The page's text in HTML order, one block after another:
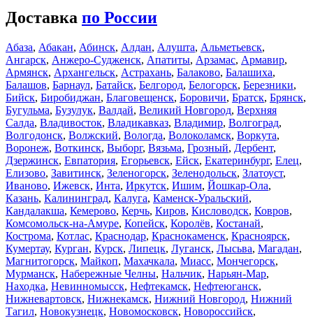
Доставка по России
Абаза, Абакан, Абинск, Алдан, Алушта, Альметьевск,
Ангарск, Анжеро-Судженск, Апатиты, Арзамас, Армавир,
Армянск, Архангельск, Астрахань, Балаково, Балашиха,
Балашов, Барнаул, Батайск, Белгород, Белогорск, Березники,
Бийск, Биробиджан, Благовещенск, Боровичи, Братск, Брянск,
Бугульма, Бузулук, Валдай, Великий Новгород, Верхняя
Салда, Владивосток, Владикавказ, Владимир, Волгоград,
Волгодонск, Волжский, Вологда, Волоколамск, Воркута,
Воронеж, Воткинск, Выборг, Вязьма, Грозный, Дербент,
Дзержинск, Евпатория, Егорьевск, Ейск, Екатеринбург, Елец,
Елизово, Завитинск, Зеленогорск, Зеленодольск, Златоуст,
Иваново, Ижевск, Инта, Иркутск, Ишим, Йошкар-Ола,
Казань, Калининград, Калуга, Каменск-Уральский,
Кандалакша, Кемерово, Керчь, Киров, Кисловодск, Ковров,
Комсомольск-на-Амуре, Копейск, Королёв, Костанай,
Кострома, Котлас, Краснодар, Краснокаменск, Красноярск,
Кумертау, Курган, Курск, Липецк, Луганск, Лысьва, Магадан,
Магнитогорск, Майкоп, Махачкала, Миасс, Мончегорск,
Мурманск, Набережные Челны, Нальчик, Нарьян-Мар,
Находка, Невинномысск, Нефтекамск, Нефтеюганск,
Нижневартовск, Нижнекамск, Нижний Новгород, Нижний
Тагил, Новокузнецк, Новомосковск, Новороссийск,